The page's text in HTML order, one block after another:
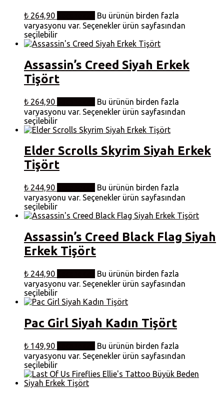
₺ 264,90
Bu ürünün birden fazla
varyasyonu var. Seçenekler ürün sayfasından
seçilebilir
Assassin’s Creed Siyah Erkek
Tişört
₺ 264,90
Bu ürünün birden fazla
varyasyonu var. Seçenekler ürün sayfasından
seçilebilir
Elder Scrolls Skyrim Siyah Erkek
Tişört
₺ 244,90
Bu ürünün birden fazla
varyasyonu var. Seçenekler ürün sayfasından
seçilebilir
Assassin’s Creed Black Flag Siyah
Erkek Tişört
₺ 244,90
Bu ürünün birden fazla
varyasyonu var. Seçenekler ürün sayfasından
seçilebilir
Pac Girl Siyah Kadın Tişört
₺ 149,90
Bu ürünün birden fazla
varyasyonu var. Seçenekler ürün sayfasından
seçilebilir